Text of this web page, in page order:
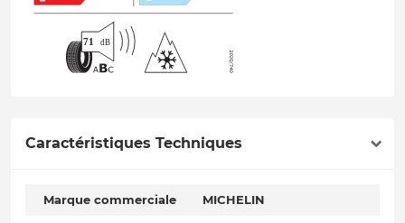
Caractéristiques Techniques
Marque commerciale MICHELIN